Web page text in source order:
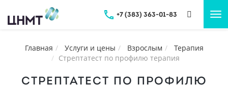
+7 (383) 363-01-83
Главная Услуги и цены Взрослым
Терапия
Стрептатест по профилю терапия
СТРЕПТАТЕСТ ПО ПРОФИЛЮ